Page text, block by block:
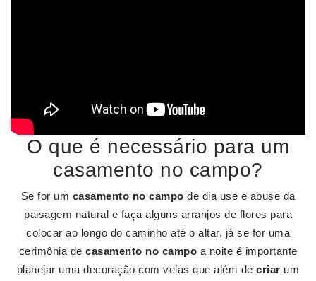
O que é necessário para um
casamento no campo?
Se for um casamento no campo de dia use e abuse da
paisagem natural e faça alguns arranjos de flores para
colocar ao longo do caminho até o altar, já se for uma
cerimônia de casamento no campo a noite é importante
planejar uma decoração com velas que além decriar um